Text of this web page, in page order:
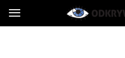
Odkrywcy.pl